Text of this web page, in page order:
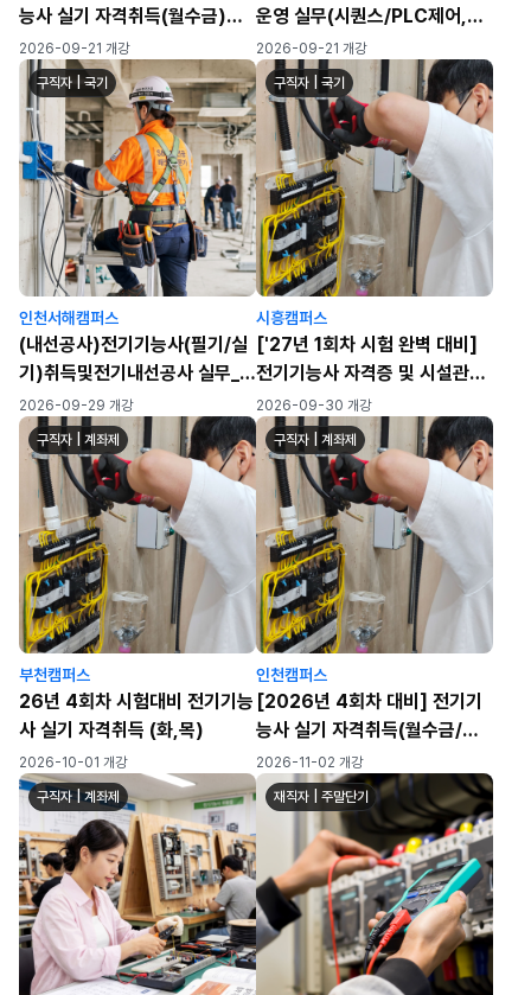
능사 실기 자격취득(월수금)
(120h)
2026-09-21 개강
운영 실무(시퀀스/PLC제어,
HMI 터치패널 운영, 산업 네트
워크 운영)
2026-09-21 개강
구직자 | 국기
인천서해캠퍼스
(내선공사)전기기능사(필기/실
기)취득및전기내선공사 실무_3
회차
2026-09-29 개강
구직자 | 국기
시흥캠퍼스
['27년 1회차 시험 완벽 대비]
전기기능사 자격증 및 시설관리
실무 ★수료인원 자격증 취득률
100%!(24년 8월 수료과
정)★
2026-09-30 개강
구직자 | 계좌제
부천캠퍼스
26년 4회차 시험대비 전기기능
사 실기 자격취득 (화,목)
2026-10-01 개강
구직자 | 계좌제
인천캠퍼스
[2026년 4회차 대비] 전기기
능사 실기 자격취득(월수금/월-
금) (72h)
2026-11-02 개강
구직자 | 계좌제 재직자 | 주말단기